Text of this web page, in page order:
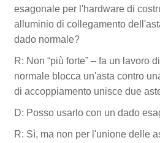
esagonale per l'hardware di
alluminio di collegamento
dado normale?
R: Non “più forte” – fa un lavoro
normale blocca un'asta contro
di accoppiamento unisce due
D: Posso usarlo con un dado
R: Sì, ma non per l'unione delle